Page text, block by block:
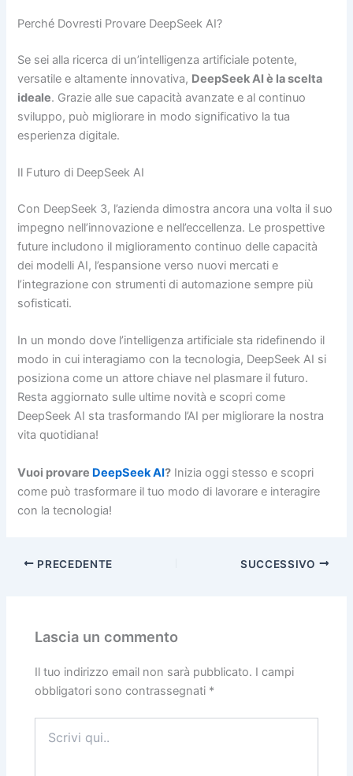
Perché Dovresti Provare DeepSeek AI?
Se sei alla ricerca di un’intelligenza artificiale potente,
versatile e altamente innovativa, DeepSeek AI è la scelta
ideale. Grazie alle sue capacità avanzate e al continuo
sviluppo, può migliorare in modo significativo la tua
esperienza digitale.
Il Futuro di DeepSeek AI
Con DeepSeek 3, l’azienda dimostra ancora una volta il suo
impegno nell’innovazione e nell’eccellenza. Le prospettive
future includono il miglioramento continuo delle capacità
dei modelli AI, l’espansione verso nuovi mercati e
l’integrazione con strumenti di automazione sempre più
sofisticati.
In un mondo dove l’intelligenza artificiale sta ridefinendo il
modo in cui interagiamo con la tecnologia, DeepSeek AI si
posiziona come un attore chiave nel plasmare il futuro.
Resta aggiornato sulle ultime novità e scopri come
DeepSeek AI sta trasformando l’AI per migliorare la nostra
vita quotidiana!
Vuoi provare DeepSeek AI? Inizia oggi stesso e scopri
come può trasformare il tuo modo di lavorare e interagire
con la tecnologia!
PRECEDENTE SUCCESSIVO
Lascia un commento
Il tuo indirizzo email non sarà pubblicato. I campi
obbligatori sono contrassegnati *
qui..